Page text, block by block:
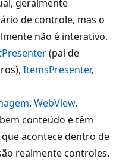
geralmente
de controle, mas o
não é interativo.
(pai de
ItemsPresenter,
, WebView,
conteúdo e têm
acontece dentro de
realmente controles.